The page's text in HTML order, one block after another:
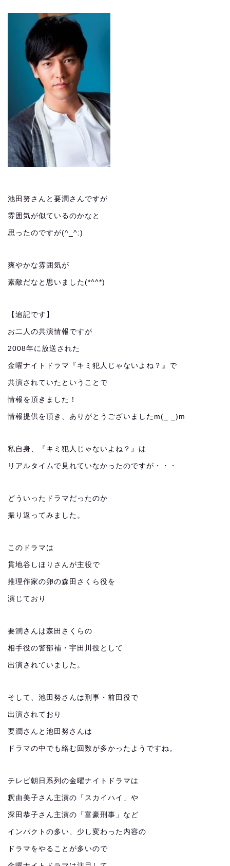
池田努さんと要潤さんですが
雰囲気が似ているのかなと
思ったのですが(^_^;)
爽やかな雰囲気が
素敵だなと思いました(*^^*)
【追記です】
お二人の共演情報ですが
2008年に放送された
金曜ナイトドラマ『キミ犯人じゃないよね？』で
共演されていたということで
情報を頂きました！
情報提供を頂き、ありがとうございましたm(_ _)m
私自身、『キミ犯人じゃないよね？』は
リアルタイムで見れていなかったのですが・・・
どういったドラマだったのか
振り返ってみました。
このドラマは
貫地谷しほりさんが主役で
推理作家の卵の森田さくら役を
演じており
要潤さんは森田さくらの
相手役の警部補・宇田川役として
出演されていました。
そして、池田努さんは刑事・前田役で
出演されており
要潤さんと池田努さんは
ドラマの中でも絡む回数が多かったようですね。
テレビ朝日系列の金曜ナイトドラマは
釈由美子さん主演の「スカイハイ」や
深田恭子さん主演の「富豪刑事」など
インパクトの多い、少し変わった内容の
ドラマをやることが多いので